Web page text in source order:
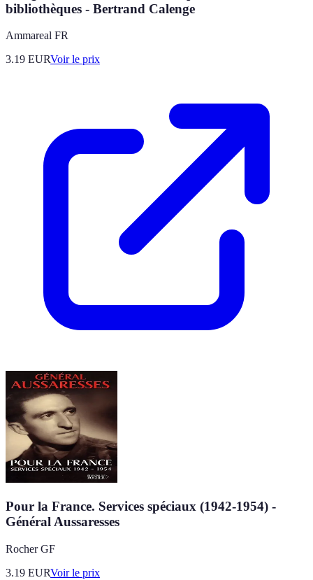
bibliothèques - Bertrand Calenge
Ammareal FR
3.19 EURVoir le prix
Pour la France. Services spéciaux (1942-1954) -
Général Aussaresses
Rocher GF
3.19 EURVoir le prix